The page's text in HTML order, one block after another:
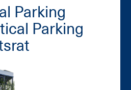
Par­king
Par­king